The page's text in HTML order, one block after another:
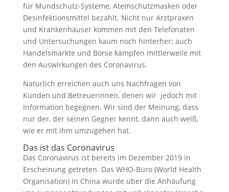
für Mundschutz-Systeme, Atemschutzmasken oder
Desinfektionsmittel bezahlt. Nicht nur Arztpraxen
und Krankenhäuser kommen mit den Telefonaten
und Untersuchungen kaum noch hinterher; auch
Handelsmärkte und Börse kämpfen mittlerweile mit
den Auswirkungen des Coronavirus.
Natürlich erreichen auch uns Nachfragen von
Kunden und Betreuerinnen, denen wir jedoch mit
Information begegnen. Wir sind der Meinung, dass
nur der, der seinen Gegner kennt, dann auch weiß,
wie er mit ihm umzugehen hat.
Das ist das Coronavirus
Das Coronavirus ist bereits im Dezember 2019 in
Erscheinung getreten. Das WHO-Büro (World Health
Organisation) in China wurde über die Anhäufung